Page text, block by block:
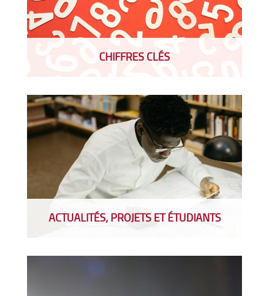
CHIFFRES CLÉS
ACTUALITÉS, PROJETS ET ÉTUDIANTS